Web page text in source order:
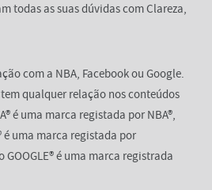
todas as suas dúvidas com Clareza,
com a NBA, Facebook ou Google.
qualquer relação nos conteúdos
é uma marca registada por NBA®,
é uma marca registada por
GOOGLE® é uma marca registrada